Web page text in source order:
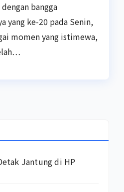
bangga
yang ke-20 pada Senin,
momen yang istimewa,
Jantung di HP